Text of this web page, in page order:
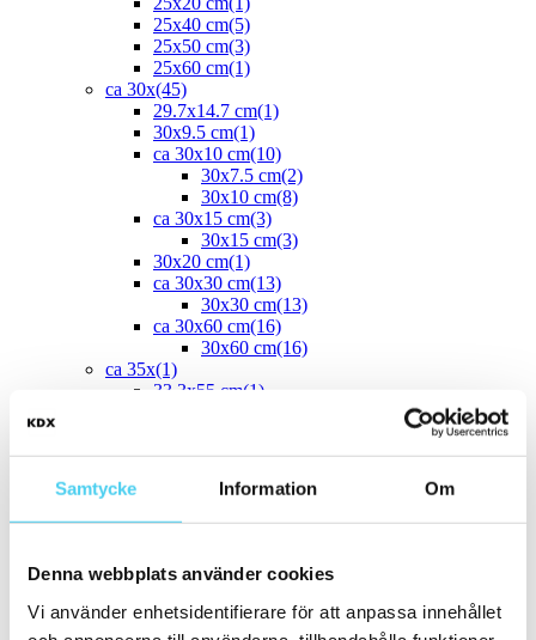
Samtycke Information Om
Denna webbplats använder cookies
Vi använder enhetsidentifierare för att anpassa innehållet
25x40 cm(5)
25x50 cm(3)
25x60 cm(1)
ca 30x(45)
29.7x14.7 cm(1)
30x9.5 cm(1)
ca 30x10 cm(10)
30x7.5 cm(2)
30x10 cm(8)
ca 30x15 cm(3)
30x15 cm(3)
30x20 cm(1)
ca 30x30 cm(13)
30x30 cm(13)
ca 30x60 cm(16)
30x60 cm(16)
ca 35x(1)
33.3x55 cm(1)
40x20 cm(1)
40x25 cm
(5)
ca 45x
45x15 cm(1)
50x25 cm
(3)
50x50 cm(1)
Stora (60 - 120 cm)(24)